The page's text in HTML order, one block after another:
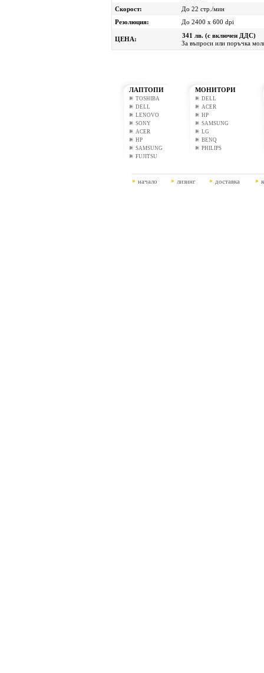
Скорост:
До 22 стр./мин
Резолюция:
До 2400 x 600 dpi
ЦЕНА:
341 лв. (с включен ДДС)
За въпроси или поръчка
ЛАПТОПИ
TOSHIBA
DELL
LENOVO
SONY
ACER
HP
SAMSUNG
FUJITSU
МОНИТОРИ
DELL
ACER
HP
SAMSUNG
LG
BENQ
PHILIPS
начало лизинг доставка